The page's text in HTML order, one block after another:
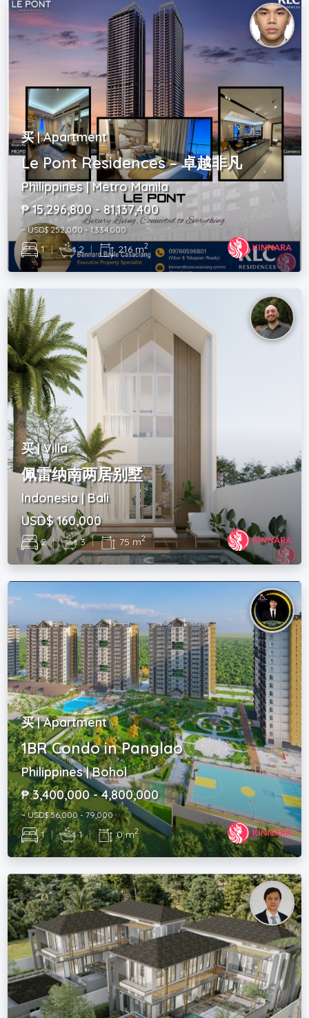
买 | Apartment
Le Pont Residences – 卓越非凡
Philippines | Metro Manila
₱ 15,296,800 - 81,137,400
~ USD$ 252,000 - 1,334,000
1 | 2 | 216 m2
买 | Villa
佩雷纳南两居别墅
Indonesia | Bali
USD$ 160,000
2 | 3 | 75 m2
买 | Apartment
1BR Condo in Panglao
Philippines | Bohol
₱ 3,400,000 - 4,800,000
~ USD$ 56,000 - 79,000
1 | 1 | 0 m2